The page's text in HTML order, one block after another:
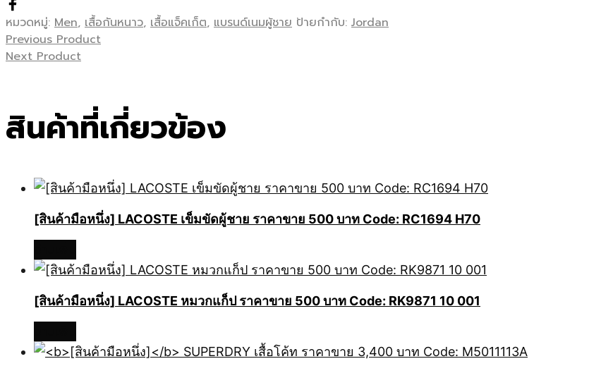
หมวดหมู่: Men, เสื้อกันหนาว, เสื้อแจ็คเก็ต, แบรนด์เนมผู้ชาย ป้ายกำกับ: Jordan
Previous Product
Next Product
สินค้าที่เกี่ยวข้อง
[สินค้ามือหนึ่ง] LACOSTE เข็มขัดผู้ชาย ราคาขาย 500 บาท Code: RC1694 H70
[สินค้ามือหนึ่ง] LACOSTE หมวกแก็ป ราคาขาย 500 บาท Code: RK9871 10 001